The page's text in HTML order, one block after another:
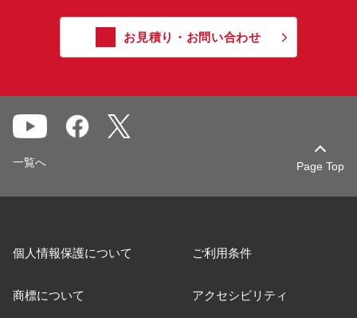
お見積り・お問い合わせ
Page Top
一覧へ
個人情報保護について ご利用条件
商標について アクセシビリティ